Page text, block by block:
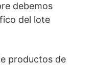
debemos
del lote
productos de